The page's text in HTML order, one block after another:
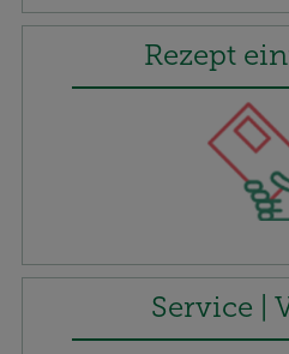
Rezept
Service |